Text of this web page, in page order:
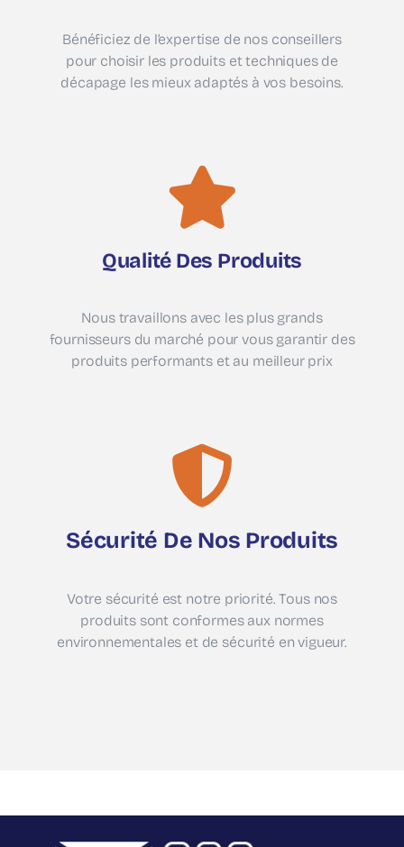
Bénéficiez de l’expertise de nos conseillers
pour choisir les produits et techniques de
décapage les mieux adaptés à vos besoins.
Qualité Des Produits
Nous travaillons avec les plus grands
fournisseurs du marché pour vous garantir des
produits performants et au meilleur prix
Sécurité De Nos Produits
Votre sécurité est notre priorité. Tous nos
produits sont conformes aux normes
environnementales et de sécurité en vigueur.